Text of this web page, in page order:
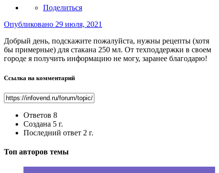
Поделиться
Опубликовано 29 июля, 2021
Добрый день, подскажите пожалуйста, нужны рецепты (хотя
бы примерные) для стакана 250 мл. От техподдержки в своем
городе я получить информацию не могу, заранее благодарю!
Ссылка на комментарий
Ответов 8
Создана 5 г.
Последний ответ 2 г.
Топ авторов темы